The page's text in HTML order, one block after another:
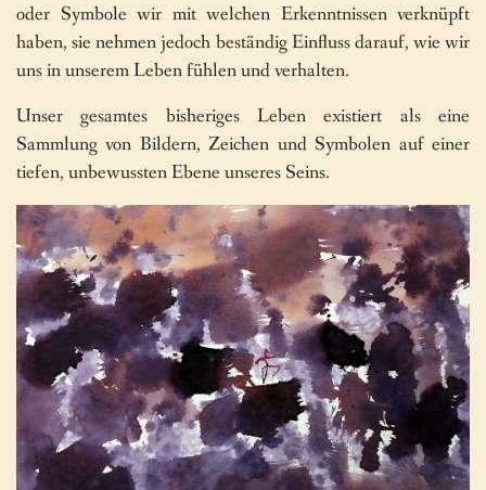
oder Symbole wir mit welchen Erkenntnissen verknüpft
haben, sie nehmen jedoch beständig Einfluss darauf, wie wir
uns in unserem Leben fühlen und verhalten.
Unser gesamtes bisheriges Leben existiert als eine
Sammlung von Bildern, Zeichen und Symbolen auf einer
tiefen, unbewussten Ebene unseres Seins.